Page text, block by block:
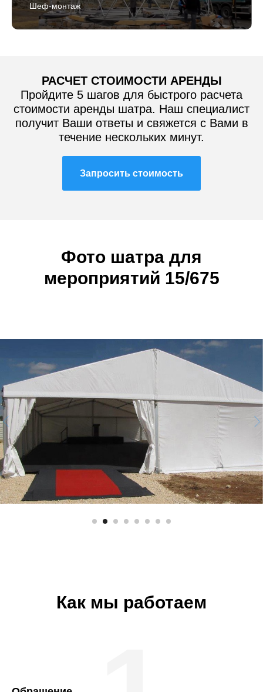
Шеф-монтаж
РАСЧЕТ СТОИМОСТИ АРЕНДЫ
Пройдите 5 шагов для быстрого расчета
стоимости аренды шатра. Наш специалист
получит Ваши ответы и свяжется с Вами в
течение нескольких минут.
Запросить стоимость
Фото шатра для
мероприятий 15/675
Как мы работаем